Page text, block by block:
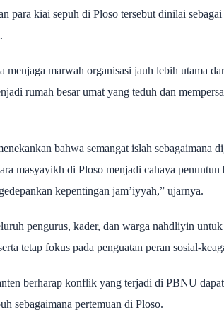
para kiai sepuh di Ploso tersebut dinilai
marwah organisasi jauh lebih utama
rumah besar umat yang teduh dan
bahwa semangat islah sebagaimana
masyayikh di Ploso menjadi cahaya
kepentingan jam’iyyah,” ujarnya.
pengurus, kader, dan warga nahdliyin
tetap fokus pada penguatan peran sosial-
berharap konflik yang terjadi di PBNU dapat
sebagaimana pertemuan di Ploso.